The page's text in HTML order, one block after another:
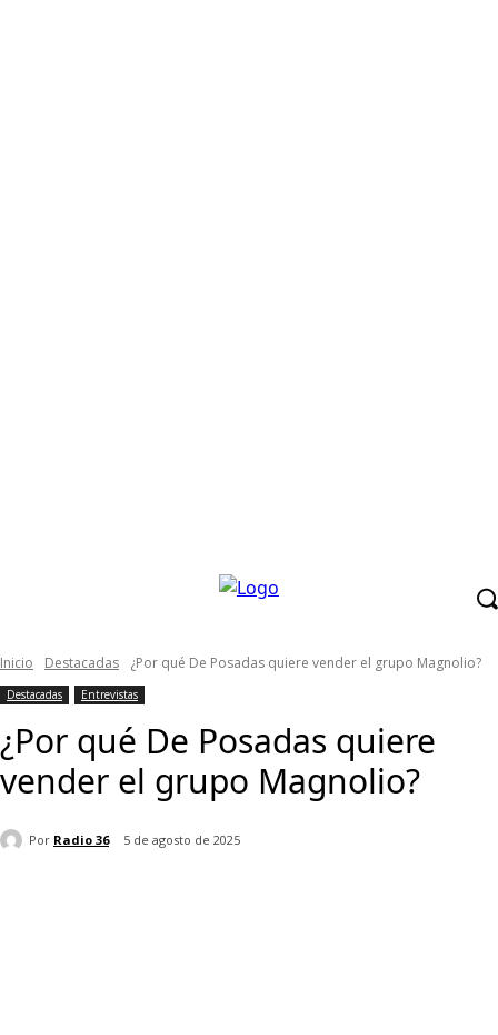
Inicio Destacadas ¿Por qué De Posadas quiere vender el grupo Magnolio?
Destacadas Entrevistas
¿Por qué De Posadas quiere
vender el grupo Magnolio?
Por Radio 36 5 de agosto de 2025